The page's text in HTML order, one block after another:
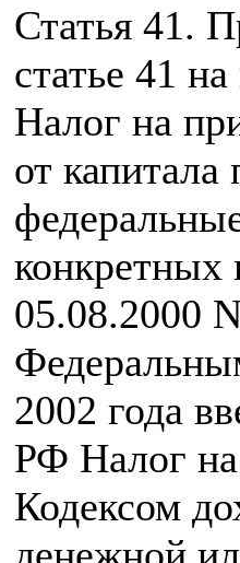
Статья 41.
статье 41
Налог на
от
конкретных
05.08.2000
2002 года
РФ Налог
Кодексом